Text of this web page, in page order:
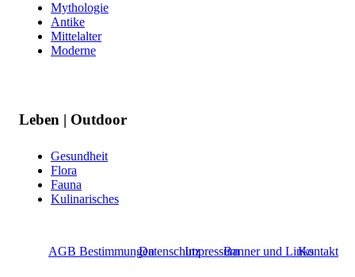
Mythologie
Antike
Mittelalter
Moderne
Leben | Outdoor
Gesundheit
Flora
Fauna
Kulinarisches
AGB BestimmungenDatenschutzImpressumBanner und LinksKontakt